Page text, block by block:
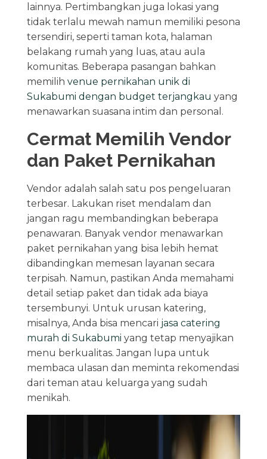
lainnya. Pertimbangkan juga lokasi yang
tidak terlalu mewah namun memiliki pesona
tersendiri, seperti taman kota, halaman
belakang rumah yang luas, atau aula
komunitas. Beberapa pasangan bahkan
memilih venue pernikahan unik di
Sukabumi dengan budget terjangkau yang
menawarkan suasana intim dan personal.
Cermat Memilih Vendor
dan Paket Pernikahan
Vendor adalah salah satu pos pengeluaran
terbesar. Lakukan riset mendalam dan
jangan ragu membandingkan beberapa
penawaran. Banyak vendor menawarkan
paket pernikahan yang bisa lebih hemat
dibandingkan memesan layanan secara
terpisah. Namun, pastikan Anda memahami
detail setiap paket dan tidak ada biaya
tersembunyi. Untuk urusan katering,
misalnya, Anda bisa mencari jasa catering
murah di Sukabumi yang tetap menyajikan
menu berkualitas. Jangan lupa untuk
membaca ulasan dan meminta rekomendasi
dari teman atau keluarga yang sudah
menikah.